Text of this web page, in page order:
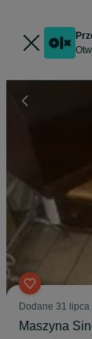
Dodane 31 lipca
Maszyna